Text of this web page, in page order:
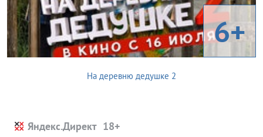
6+
На деревню дедушке 2
Яндекс.Директ